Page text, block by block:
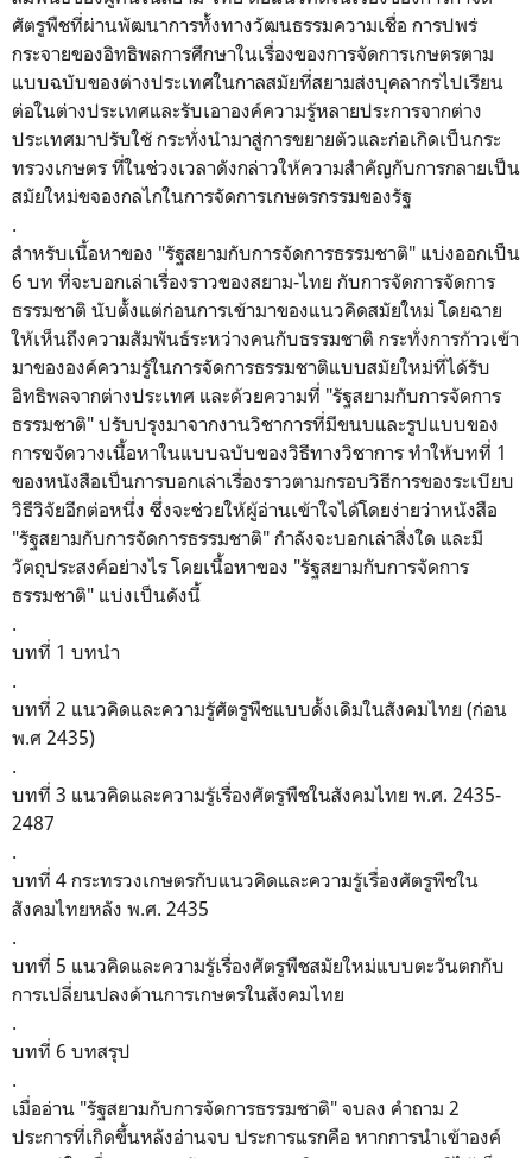
ศัตรูพืชที่ผ่านพัฒนาการทั้งทางวัฒนธรรมความเชื่อ การปพร่
กระจายของอิทธิพลการศึกษาในเรื่องของการจัดการเกษตรตาม
แบบฉบับของต่างประเทศในกาลสมัยที่สยามส่งบุคลากรไปเรียน
ต่อในต่างประเทศและรับเอาองค์ความรู้หลายประการจากต่าง
ประเทศมาปรับใช้ กระทั่งนำมาสู่การขยายตัวและก่อเกิดเป็นกระ
ทรวงเกษตร ที่ในช่วงเวลาดังกล่าวให้ความสำคัญกับการกลายเป็น
สมัยใหม่ขจองกลไกในการจัดการเกษตรกรรมของรัฐ
.
สำหรับเนื้อหาของ "รัฐสยามกับการจัดการธรรมชาติ" แบ่งออกเป็น
6 บท ที่จะบอกเล่าเรื่องราวของสยาม-ไทย กับการจัดการจัดการ
ธรรมชาติ นับตั้งแต่ก่อนการเข้ามาของแนวคิดสมัยใหม่ โดยฉาย
ให้เห็นถึงความสัมพันธ์ระหว่างคนกับธรรมชาติ กระทั่งการก้าวเข้า
มาขององค์ความรู้ในการจัดการธรรมชาติแบบสมัยใหม่ที่ได้รับ
อิทธิพลจากต่างประเทศ และด้วยความที่ "รัฐสยามกับการจัดการ
ธรรมชาติ" ปรับปรุงมาจากงานวิชาการที่มีขนบและรูปแบบของ
การขจัดวางเนื้อหาในแบบฉบับของวิธีทางวิชาการ ทำให้บทที่ 1
ของหนังสือเป็นการบอกเล่าเรื่องราวตามกรอบวิธีการของระเบียบ
วิธีวิจัยอีกต่อหนึ่ง ซึ่งจะช่วยให้ผู้อ่านเข้าใจได้โดยง่ายว่าหนังสือ
"รัฐสยามกับการจัดการธรรมชาติ" กำลังจะบอกเล่าสิ่งใด และมี
วัตถุประสงค์อย่างไร โดยเนื้อหาของ "รัฐสยามกับการจัดการ
ธรรมชาติ" แบ่งเป็นดังนี้
.
บทที่ 1 บทนำ
.
บทที่ 2 แนวคิดและความรู้ศัตรูพืชแบบดั้งเดิมในสังคมไทย (ก่อน
พ.ศ 2435)
.
บทที่ 3 แนวคิดและความรู้เรื่องศัตรูพืชในสังคมไทย พ.ศ. 2435-
2487
.
บทที่ 4 กระทรวงเกษตรกับแนวคิดและความรู้เรื่องศัตรูพืชใน
สังคมไทยหลัง พ.ศ. 2435
.
บทที่ 5 แนวคิดและความรู้เรื่องศัตรูพืชสมัยใหม่แบบตะวันตกกับ
การเปลี่ยนปลงด้านการเกษตรในสังคมไทย
.
บทที่ 6 บทสรุป
.
เมื่ออ่าน "รัฐสยามกับการจัดการธรรมชาติ" จบลง คำถาม 2
ประการที่เกิดขึ้นหลังอ่านจบ ประการแรกคือ หากการนำเข้าองค์